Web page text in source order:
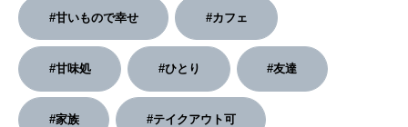
2026年6月号「大銀座 トレンドが生まれる 新しい一流店へ。」
2026年5月号「“大好き”に出会いに。韓国」
2026年4月号「未来をつくる、学びの教科書。」
FOLLOW US!
#甘いもので幸せ #カフェ
#甘味処 #ひとり #友達
#家族 #テイクアウト可